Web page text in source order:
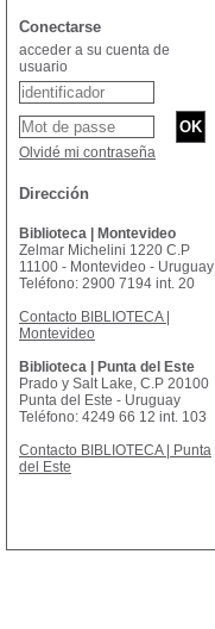
Conectarse
acceder a su cuenta de
usuario
Olvidé mi contraseña
Dirección
Biblioteca | Montevideo
Zelmar Michelini 1220 C.P
11100 - Montevideo - Uruguay
Teléfono: 2900 7194 int. 20
Contacto BIBLIOTECA |
Montevideo
Biblioteca | Punta del Este
Prado y Salt Lake, C.P 20100
Punta del Este - Uruguay
Teléfono: 4249 66 12 int. 103
Contacto BIBLIOTECA | Punta
del Este